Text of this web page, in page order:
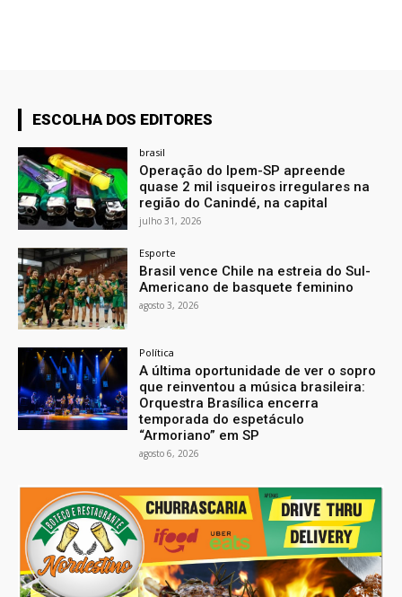
ESCOLHA DOS EDITORES
brasil
Operação do Ipem-SP apreende
quase 2 mil isqueiros irregulares na
região do Canindé, na capital
julho 31, 2026
Esporte
Brasil vence Chile na estreia do Sul-
Americano de basquete feminino
agosto 3, 2026
Política
A última oportunidade de ver o sopro
que reinventou a música brasileira:
Orquestra Brasílica encerra
temporada do espetáculo
“Armoriano” em SP
agosto 6, 2026